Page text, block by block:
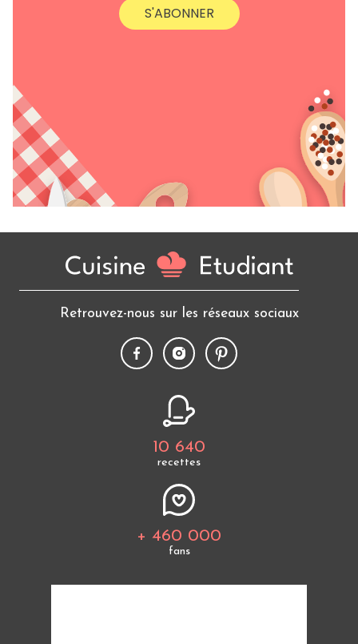
S'ABONNER
Retrouvez-nous sur les réseaux sociaux
10 640
recettes
+ 460 000
fans